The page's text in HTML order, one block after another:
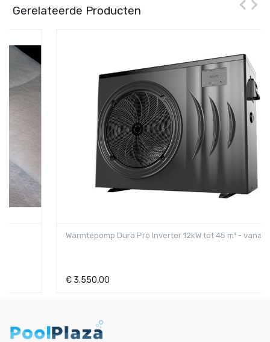
Gerelateerde Producten
Warmtepomp Dura Pro Inverter 12kW tot 45 m³ - vanaf - 15°C
3.550,00